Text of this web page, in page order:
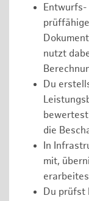
nutzt
Du
die
In
mit,
Du prüfst